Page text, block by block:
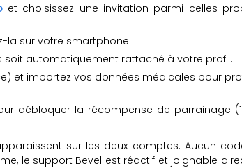
et choisissez une invitation parmi celles
la sur votre smartphone.
soit automatiquement rattaché à votre profil.
et importez vos données médicales pour
débloquer la récompense de parrainage
sur les deux comptes. Aucun
le support Bevel est réactif et joignable